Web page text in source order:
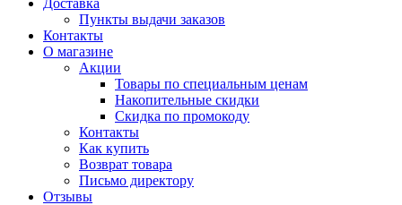
Доставка
Пункты выдачи заказов
Контакты
О магазине
Акции
Товары по специальным ценам
Накопительные скидки
Скидка по промокоду
Контакты
Как купить
Возврат товара
Письмо директору
Отзывы